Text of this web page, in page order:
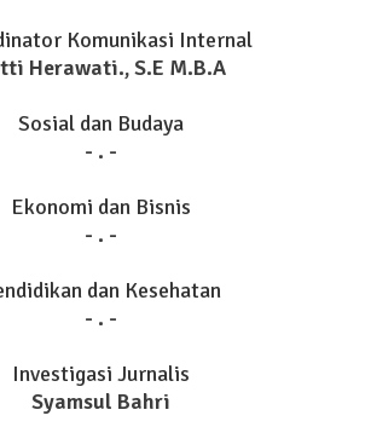
Komunikasi Internal
Herawati., S.E M.B.A
Sosial dan Budaya
- . -
Ekonomi dan Bisnis
- . -
dan Kesehatan
- . -
Investigasi Jurnalis
Syamsul Bahri